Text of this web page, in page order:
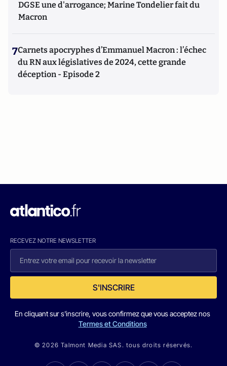
DGSE une d'arrogance; Marine Tondelier fait du
Macron
7Carnets apocryphes d’Emmanuel Macron : l’échec
du RN aux législatives de 2024, cette grande
déception - Episode 2
RECEVEZ NOTRE NEWSLETTER
S'INSCRIRE
En cliquant sur s'inscrire, vous confirmez que vous acceptez nos
Termes et Conditions
© 2026 Talmont Media SAS. tous droits réservés.